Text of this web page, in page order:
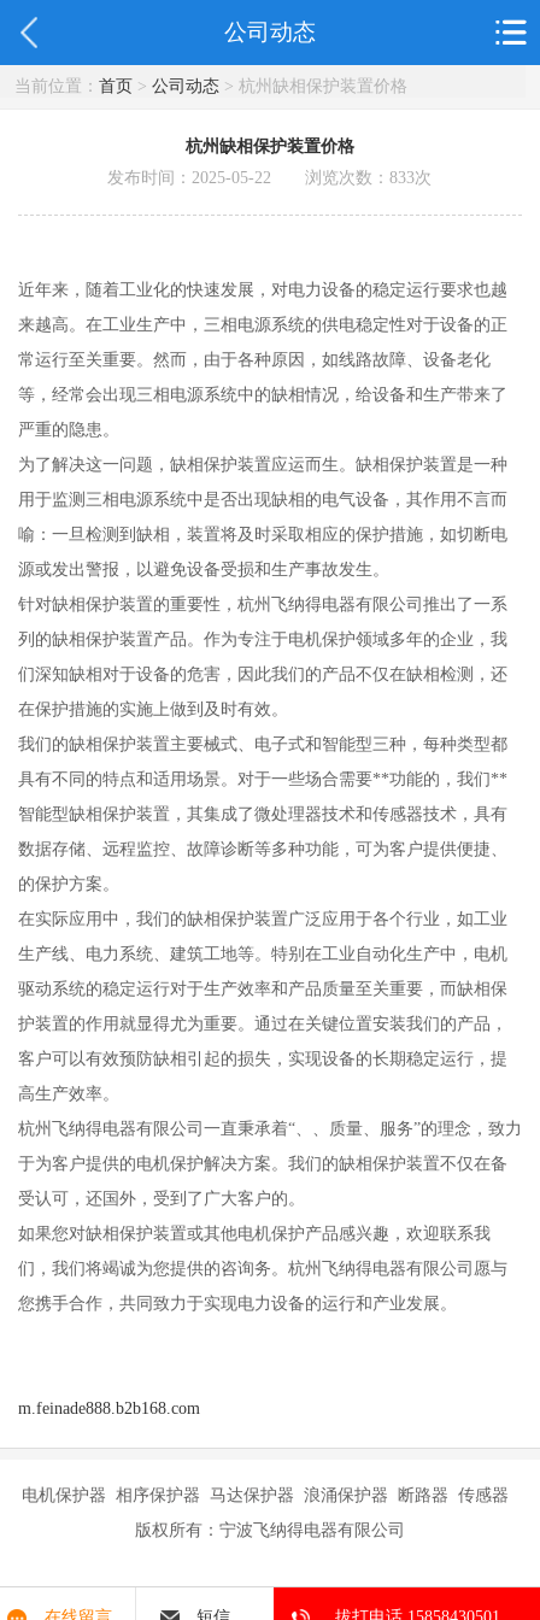
公司动态
当前位置： 首页> 公司动态> 杭州缺相保护装置价格
杭州缺相保护装置价格
发布时间：2025-05-22 浏览次数：833次
近年来，随着工业化的快速发展，对电力设备的稳定运行要求也越
来越高。在工业生产中，三相电源系统的供电稳定性对于设备的正
常运行至关重要。然而，由于各种原因，如线路故障、设备老化
等，经常会出现三相电源系统中的缺相情况，给设备和生产带来了
严重的隐患。
为了解决这一问题，缺相保护装置应运而生。缺相保护装置是一种
用于监测三相电源系统中是否出现缺相的电气设备，其作用不言而
喻：一旦检测到缺相，装置将及时采取相应的保护措施，如切断电
源或发出警报，以避免设备受损和生产事故发生。
针对缺相保护装置的重要性，杭州飞纳得电器有限公司推出了一系
列的缺相保护装置产品。作为专注于电机保护领域多年的企业，我
们深知缺相对于设备的危害，因此我们的产品不仅在缺相检测，还
在保护措施的实施上做到及时有效。
我们的缺相保护装置主要械式、电子式和智能型三种，每种类型都
具有不同的特点和适用场景。对于一些场合需要**功能的，我们**
智能型缺相保护装置，其集成了微处理器技术和传感器技术，具有
数据存储、远程监控、故障诊断等多种功能，可为客户提供便捷、
的保护方案。
在实际应用中，我们的缺相保护装置广泛应用于各个行业，如工业
生产线、电力系统、建筑工地等。特别在工业自动化生产中，电机
驱动系统的稳定运行对于生产效率和产品质量至关重要，而缺相保
护装置的作用就显得尤为重要。通过在关键位置安装我们的产品，
客户可以有效预防缺相引起的损失，实现设备的长期稳定运行，提
高生产效率。
杭州飞纳得电器有限公司一直秉承着“、、质量、服务”的理念，致力
于为客户提供的电机保护解决方案。我们的缺相保护装置不仅在备
受认可，还国外，受到了广大客户的。
如果您对缺相保护装置或其他电机保护产品感兴趣，欢迎联系我
们，我们将竭诚为您提供的咨询务。杭州飞纳得电器有限公司愿与
您携手合作，共同致力于实现电力设备的运行和产业发展。
m.feinade888.b2b168.com
电机保护器 相序保护器 马达保护器 浪涌保护器 断路器 传感器
版权所有：宁波飞纳得电器有限公司